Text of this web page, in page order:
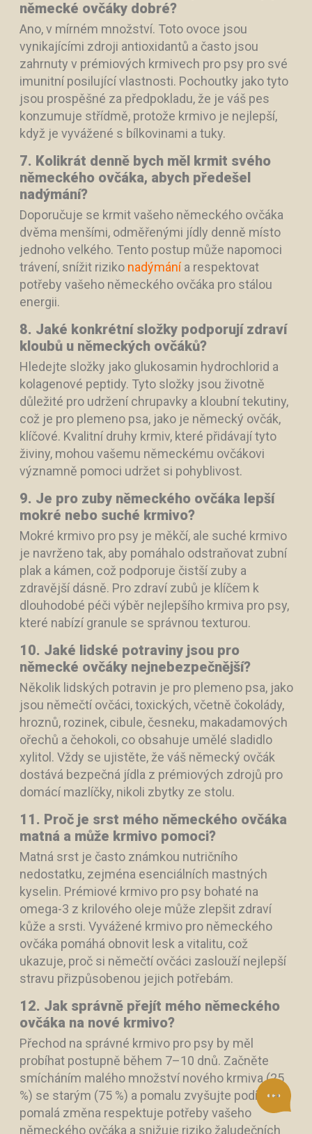
německé ovčáky dobré?
Ano, v mírném množství. Toto ovoce jsou
vynikajícími zdroji antioxidantů a často jsou
zahrnuty v prémiových krmivech pro psy pro své
imunitní posilující vlastnosti. Pochoutky jako tyto
jsou prospěšné za předpokladu, že je váš pes
konzumuje střídmě, protože krmivo je nejlepší,
když je vyvážené s bílkovinami a tuky.
7. Kolikrát denně bych měl krmit svého
německého ovčáka, abych předešel
nadýmání?
Doporučuje se krmit vašeho německého ovčáka
dvěma menšími, odměřenými jídly denně místo
jednoho velkého. Tento postup může napomoci
trávení, snížit riziko nadýmání a respektovat
potřeby vašeho německého ovčáka pro stálou
energii.
8. Jaké konkrétní složky podporují zdraví
kloubů u německých ovčáků?
Hledejte složky jako glukosamin hydrochlorid a
kolagenové peptidy. Tyto složky jsou životně
důležité pro udržení chrupavky a kloubní tekutiny,
což je pro plemeno psa, jako je německý ovčák,
klíčové. Kvalitní druhy krmiv, které přidávají tyto
živiny, mohou vašemu německému ovčákovi
významně pomoci udržet si pohyblivost.
9. Je pro zuby německého ovčáka lepší
mokré nebo suché krmivo?
Mokré krmivo pro psy je měkčí, ale suché krmivo
je navrženo tak, aby pomáhalo odstraňovat zubní
plak a kámen, což podporuje čistší zuby a
zdravější dásně. Pro zdraví zubů je klíčem k
dlouhodobé péči výběr nejlepšího krmiva pro psy,
které nabízí granule se správnou texturou.
10. Jaké lidské potraviny jsou pro
německé ovčáky nejnebezpečnější?
Několik lidských potravin je pro plemeno psa, jako
jsou němečtí ovčáci, toxických, včetně čokolády,
hroznů, rozinek, cibule, česneku, makadamových
ořechů a čehokoli, co obsahuje umělé sladidlo
xylitol. Vždy se ujistěte, že váš německý ovčák
dostává bezpečná jídla z prémiových zdrojů pro
domácí mazlíčky, nikoli zbytky ze stolu.
11. Proč je srst mého německého ovčáka
matná a může krmivo pomoci?
Matná srst je často známkou nutričního
nedostatku, zejména esenciálních mastných
kyselin. Prémiové krmivo pro psy bohaté na
omega-3 z krilového oleje může zlepšit zdraví
kůže a srsti. Vyvážené krmivo pro německého
ovčáka pomáhá obnovit lesk a vitalitu, což
ukazuje, proč si němečtí ovčáci zaslouží nejlepší
stravu přizpůsobenou jejich potřebám.
12. Jak správně přejít mého německého
ovčáka na nové krmivo?
Přechod na správné krmivo pro psy by měl
probíhat postupně během 7–10 dnů. Začněte
smícháním malého množství nového krmiva (25
%) se starým (75 %) a pomalu zvyšujte podíl. Tato
pomalá změna respektuje potřeby vašeho
německého ovčáka a snižuje riziko žaludečních